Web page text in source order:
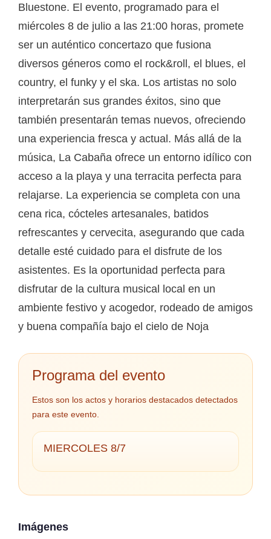
Bluestone. El evento, programado para el
miércoles 8 de julio a las 21:00 horas, promete
ser un auténtico concertazo que fusiona
diversos géneros como el rock&roll, el blues, el
country, el funky y el ska. Los artistas no solo
interpretarán sus grandes éxitos, sino que
también presentarán temas nuevos, ofreciendo
una experiencia fresca y actual. Más allá de la
música, La Cabaña ofrece un entorno idílico con
acceso a la playa y una terracita perfecta para
relajarse. La experiencia se completa con una
cena rica, cócteles artesanales, batidos
refrescantes y cervecita, asegurando que cada
detalle esté cuidado para el disfrute de los
asistentes. Es la oportunidad perfecta para
disfrutar de la cultura musical local en un
ambiente festivo y acogedor, rodeado de amigos
y buena compañía bajo el cielo de Noja
Programa del evento
Estos son los actos y horarios destacados detectados
para este evento.
MIERCOLES 8/7
Imágenes